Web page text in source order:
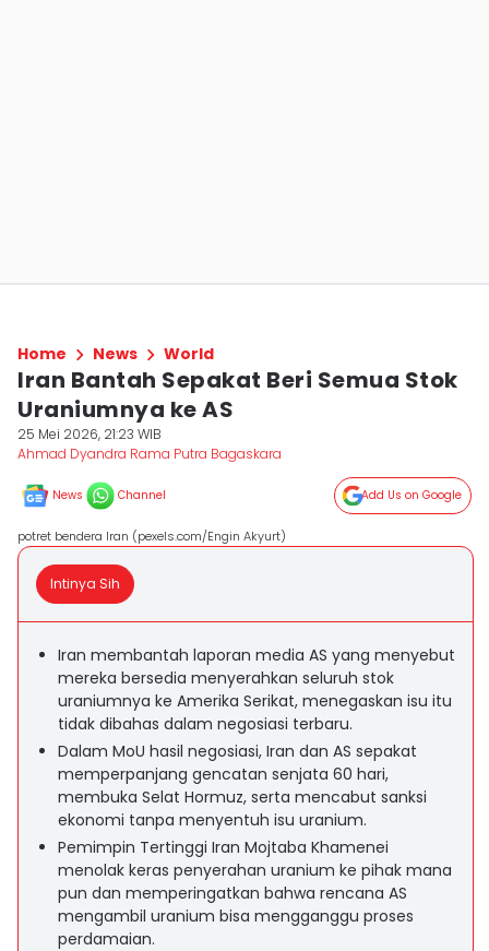
Home News World
Iran Bantah Sepakat Beri Semua Stok
Uraniumnya ke AS
25 Mei 2026, 21:23 WIB
Ahmad Dyandra Rama Putra Bagaskara
News Channel Add Us on Google
potret bendera Iran (pexels.com/Engin Akyurt)
Intinya Sih
Iran membantah laporan media AS yang menyebut
mereka bersedia menyerahkan seluruh stok
uraniumnya ke Amerika Serikat, menegaskan isu itu
tidak dibahas dalam negosiasi terbaru.
Dalam MoU hasil negosiasi, Iran dan AS sepakat
memperpanjang gencatan senjata 60 hari,
membuka Selat Hormuz, serta mencabut sanksi
ekonomi tanpa menyentuh isu uranium.
Pemimpin Tertinggi Iran Mojtaba Khamenei
menolak keras penyerahan uranium ke pihak mana
pun dan memperingatkan bahwa rencana AS
mengambil uranium bisa mengganggu proses
perdamaian.